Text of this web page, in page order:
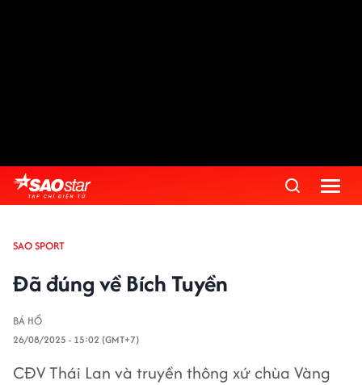
SAO SPORT
Đã đúng về Bích Tuyền
BÁ HỔ
26/08/2025 - 15:02 (GMT+7)
CĐV Thái Lan và truyền thông xứ chùa Vàng